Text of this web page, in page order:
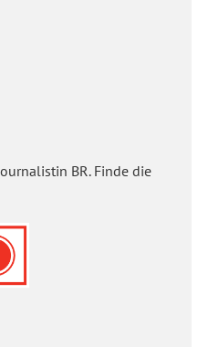
BR. Finde die